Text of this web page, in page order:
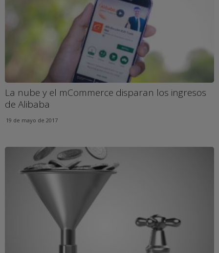
La nube y el mCommerce disparan los ingresos
de Alibaba
19 de mayo de 2017